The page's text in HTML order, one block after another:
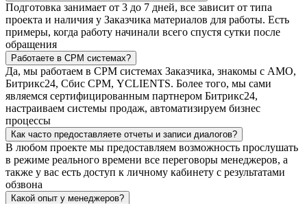
Подготовка занимает от 3 до 7 дней, все зависит от типа
проекта и наличия у Заказчика материалов для работы. Есть
примеры, когда работу начинали всего спустя сутки после
обращения
Работаете в СРМ системах?
Да, мы работаем в СРМ системах Заказчика, знакомы с АМО,
Битрикс24, Сбис СРМ, YCLIENTS. Более того, мы сами
являемся сертифицированным партнером Битрикс24,
настраиваем системы продаж, автоматизируем бизнес
процессы
Как часто предоставляете отчеты и записи диалогов?
В любом проекте мы предоставляем возможность прослушать
в режиме реального времени все переговоры менеджеров, а
также у вас есть доступ к личному кабинету с результатами
обзвона
Какой опыт у менеджеров?